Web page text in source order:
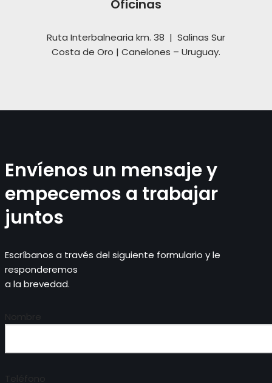
Oficinas
Ruta Interbalnearia km. 38 | Salinas Sur
Costa de Oro | Canelones – Uruguay.
Envíenos un mensaje y
empecemos a trabajar
juntos
Escríbanos a través del siguiente formulario y le
responderemos
a la brevedad.